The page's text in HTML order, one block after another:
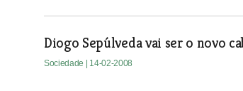
Diogo Sepúlveda vai ser o novo
Sociedade | 14-02-2008